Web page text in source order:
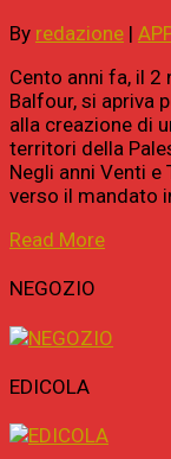
By redazione |
Cento anni fa, il 2
Balfour, si apriva
alla creazione di
territori della
Negli anni Venti e
verso il mandato
Read More
NEGOZIO
EDICOLA